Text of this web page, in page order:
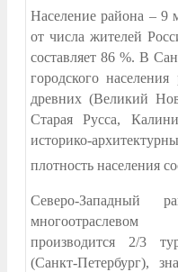
Население района – 9
от числа жителей
составляет 86 %. В
городского
древних (Великий
Старая Русса,
историко-
плотность населения
Северо-Западный
производится 2/3
(Санкт-Петербург),